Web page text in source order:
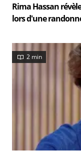
Rima Hassan
lors d'une
2 min